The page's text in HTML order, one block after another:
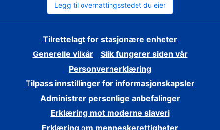
Legg til overnattingsstedet du eier
Tilrettelagt for stasjonære enheter
Generelle vilkår
Slik fungerer siden vår
Personvernerklæring
Tilpass innstillinger for informasjonskapsler
Administrer personlige anbefalinger
Erklæring mot moderne slaveri
Erklæring om menneskerettigheter